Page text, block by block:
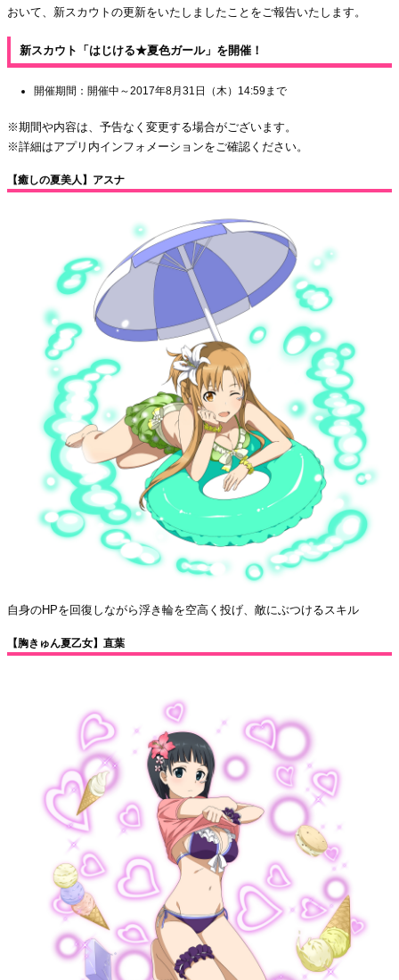
おいて、新スカウトの更新をいたしましたことをご報告いたします。
新スカウト「はじける★夏色ガール」を開催！
開催期間：開催中～2017年8月31日（木）14:59まで
※期間や内容は、予告なく変更する場合がございます。
※詳細はアプリ内インフォメーションをご確認ください。
【癒しの夏美人】アスナ
自身のHPを回復しながら浮き輪を空高く投げ、敵にぶつけるスキル
【胸きゅん夏乙女】直葉